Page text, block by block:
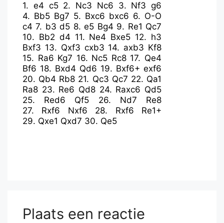
1. e4 c5 2. Nc3 Nc6 3. Nf3 g6
4. Bb5 Bg7 5. Bxc6 bxc6 6. O-O
c4 7. b3 d5 8.e5 Bg4 9. Re1 Qc7
10. Bb2 d4 11. Ne4 Bxe5 12. h3
Bxf3 13. Qxf3 cxb3 14. axb3 Kf8
15. Ra6 Kg7 16. Nc5 Rc8 17. Qe4
Bf6 18. Bxd4 Qd6 19. Bxf6+ exf6
20. Qb4 Rb8 21. Qc3 Qc7 22. Qa1
Ra8 23. Re6 Qd8 24. Raxc6 Qd5
25. Red6 Qf5 26. Nd7
Re8
27. Rxf6 Nxf6 28. Rxf6
Re1+
29. Qxe1 Qxd7 30. Qe5
Plaats een reactie